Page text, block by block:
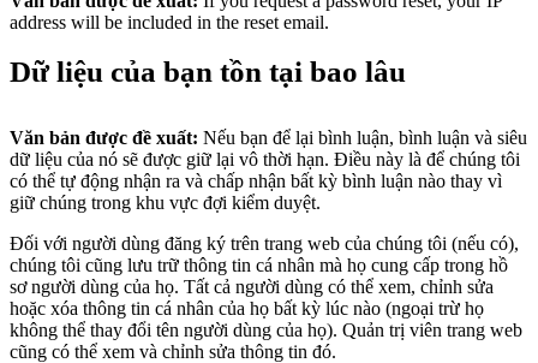
address will be included in the reset email.
Dữ liệu của bạn tồn tại bao lâu
Văn bản được đề xuất: Nếu bạn để lại bình luận, bình luận và siêu
dữ liệu của nó sẽ được giữ lại vô thời hạn. Điều này là để chúng tôi
có thể tự động nhận ra và chấp nhận bất kỳ bình luận nào thay vì
giữ chúng trong khu vực đợi kiểm duyệt.
Đối với người dùng đăng ký trên trang web của chúng tôi (nếu có),
chúng tôi cũng lưu trữ thông tin cá nhân mà họ cung cấp trong hồ
sơ người dùng của họ. Tất cả người dùng có thể xem, chỉnh sửa
hoặc xóa thông tin cá nhân của họ bất kỳ lúc nào (ngoại trừ họ
không thể thay đổi tên người dùng của họ). Quản trị viên trang web
cũng có thể xem và chỉnh sửa thông tin đó.